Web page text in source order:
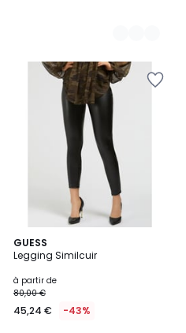
GUESS
Legging Similcuir
à partir de
80,00 €
45,24 € -43%
4,5
/ 5